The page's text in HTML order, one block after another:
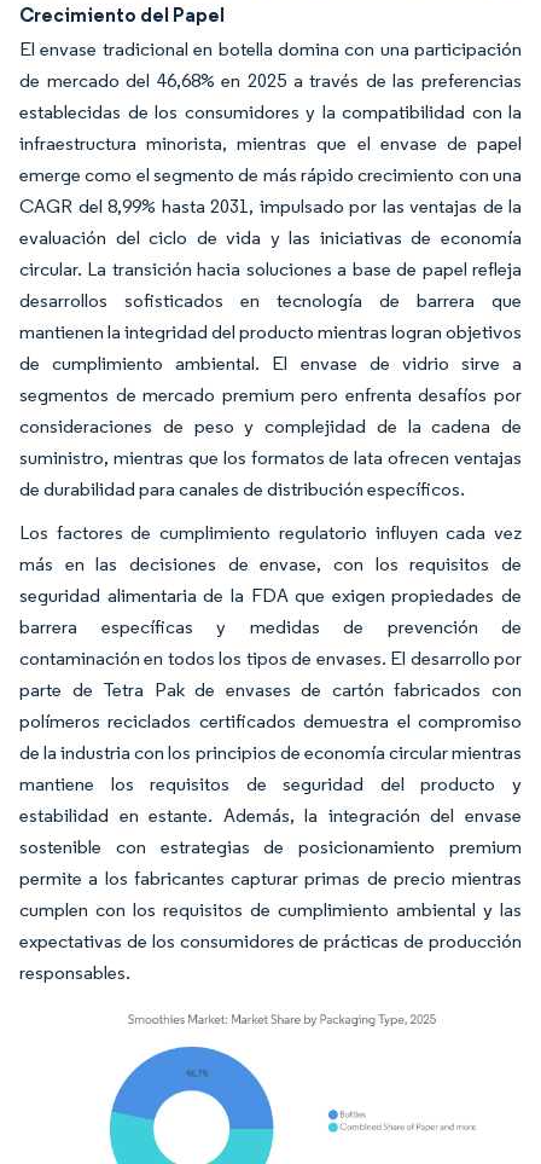
Crecimiento del Papel
El envase tradicional en botella domina con una participación
de mercado del 46,68% en 2025 a través de las preferencias
establecidas de los consumidores y la compatibilidad con la
infraestructura minorista, mientras que el envase de papel
emerge como el segmento de más rápido crecimiento con una
CAGR del 8,99% hasta 2031, impulsado por las ventajas de la
evaluación del ciclo de vida y las iniciativas de economía
circular. La transición hacia soluciones a base de papel refleja
desarrollos sofisticados en tecnología de barrera que
mantienen la integridad del producto mientras logran objetivos
de cumplimiento ambiental. El envase de vidrio sirve a
segmentos de mercado premium pero enfrenta desafíos por
consideraciones de peso y complejidad de la cadena de
suministro, mientras que los formatos de lata ofrecen ventajas
de durabilidad para canales de distribución específicos.
Los factores de cumplimiento regulatorio influyen cada vez
más en las decisiones de envase, con los requisitos de
seguridad alimentaria de la FDA que exigen propiedades de
barrera específicas y medidas de prevención de
contaminación en todos los tipos de envases. El desarrollo por
parte de Tetra Pak de envases de cartón fabricados con
polímeros reciclados certificados demuestra el compromiso
de la industria con los principios de economía circular mientras
mantiene los requisitos de seguridad del producto y
estabilidad en estante. Además, la integración del envase
sostenible con estrategias de posicionamiento premium
permite a los fabricantes capturar primas de precio mientras
cumplen con los requisitos de cumplimiento ambiental y las
expectativas de los consumidores de prácticas de producción
responsables.